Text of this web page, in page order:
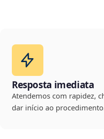
Resposta imediata
Atendemos com rapidez,
dar início ao